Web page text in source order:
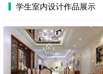
学生室内设计作品展示